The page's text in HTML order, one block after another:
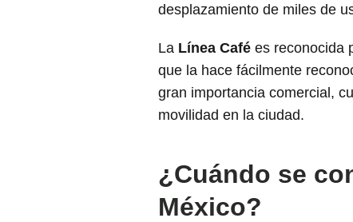
desplazamiento de miles de
La Línea Café es reconocida
que la hace fácilmente
gran importancia comercial,
movilidad en la ciudad.
¿Cuándo se
México?